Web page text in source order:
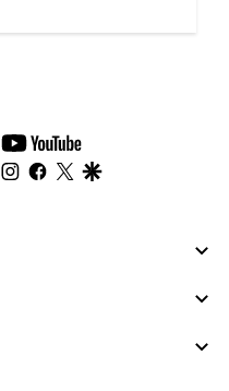
youtube-
footer
instagram
facebook
twitter